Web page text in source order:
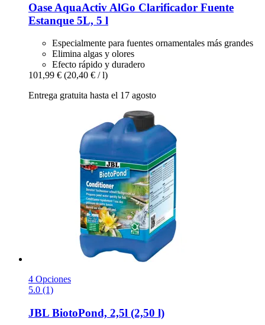
Oase AquaActiv AlGo Clarificador Fuente
Estanque 5L, 5 l
Especialmente para fuentes ornamentales más grandes
Elimina algas y olores
Efecto rápido y duradero
101,99 € (20,40 € / l)
Entrega gratuita hasta el 17 agosto
4 Opciones
5.0 (1)
JBL BiotoPond, 2,5l (2,50 l)